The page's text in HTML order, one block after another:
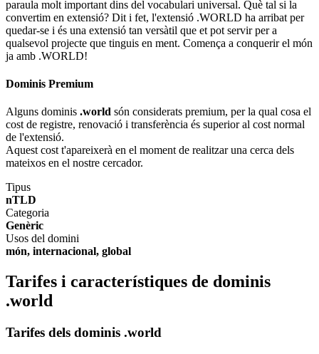
paraula molt important dins del vocabulari universal. Què tal si la
convertim en extensió? Dit i fet, l'extensió .WORLD ha arribat per
quedar-se i és una extensió tan versàtil que et pot servir per a
qualsevol projecte que tinguis en ment. Comença a conquerir el món
ja amb .WORLD!
Dominis Premium
Alguns dominis .world són considerats premium, per la qual cosa el
cost de registre, renovació i transferència és superior al cost normal
de l'extensió.
Aquest cost t'apareixerà en el moment de realitzar una cerca dels
mateixos en el nostre cercador.
Tipus
nTLD
Categoria
Genèric
Usos del domini
món, internacional, global
Tarifes i característiques de dominis
.world
Tarifes dels dominis .world